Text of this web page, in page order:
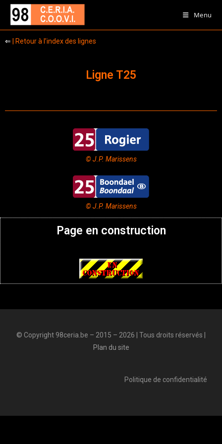
Menu
⇐ | Retour à l’index des lignes
Ligne T25
© J.P. Marissens
© J.P. Marissens
Page en construction
© Copyright 98ceria.be – 2015 – 2026 | Tous droits réservés |
Plan du site
Politique de confidentialité